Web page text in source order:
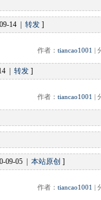
14 | 转发 ]
作者： tiancao1001 |
| 转发 ]
作者： tiancao1001 |
09-05 | 本站原创 ]
作者： tiancao1001 |